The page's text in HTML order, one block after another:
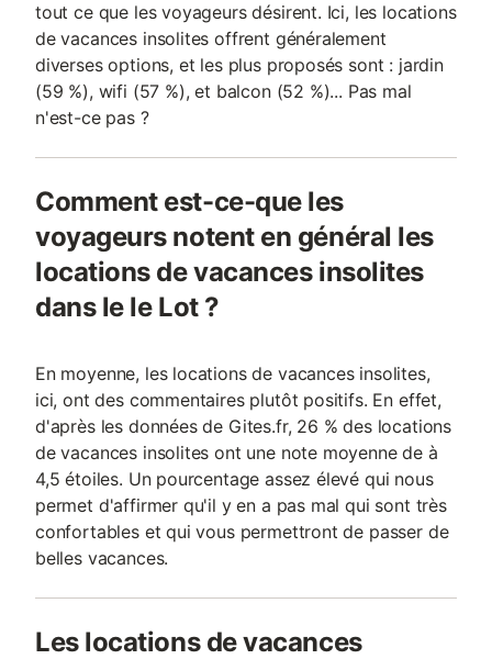
tout ce que les voyageurs désirent. Ici, les locations
de vacances insolites offrent généralement
diverses options, et les plus proposés sont : jardin
(59 %), wifi (57 %), et balcon (52 %)... Pas mal
n'est-ce pas ?
Comment est-ce-que les
voyageurs notent en général les
locations de vacances insolites
dans le le Lot ?
En moyenne, les locations de vacances insolites,
ici, ont des commentaires plutôt positifs. En effet,
d'après les données de Gites.fr, 26 % des locations
de vacances insolites ont une note moyenne de à
4,5 étoiles. Un pourcentage assez élevé qui nous
permet d'affirmer qu'il y en a pas mal qui sont très
confortables et qui vous permettront de passer de
belles vacances.
Les locations de vacances